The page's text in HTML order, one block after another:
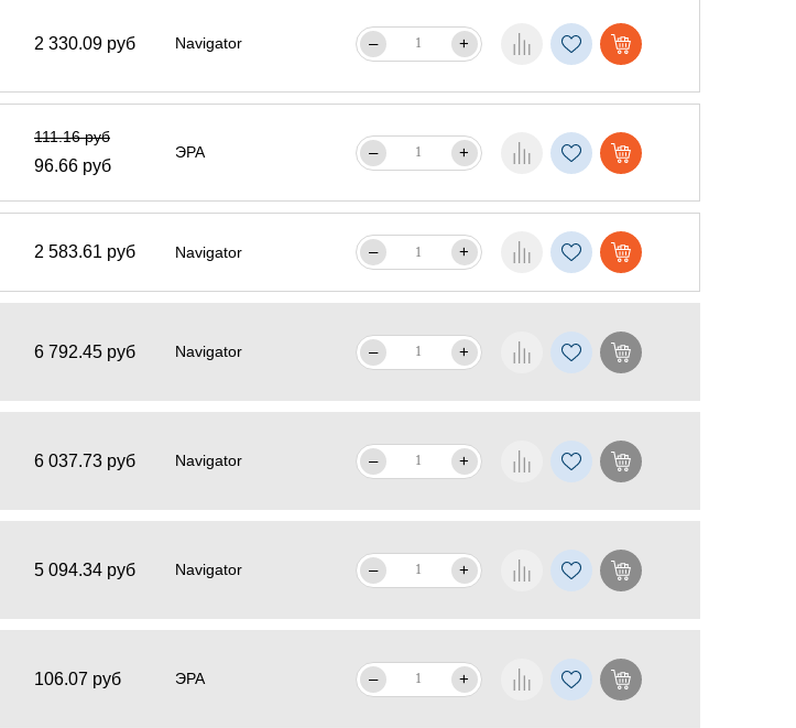
2 330.09 руб Navigator – +
111.16 руб
96.66 руб
ЭРА – +
2 583.61 руб Navigator – +
6 792.45 руб Navigator – +
6 037.73 руб Navigator – +
5 094.34 руб Navigator – +
106.07 руб ЭРА – +